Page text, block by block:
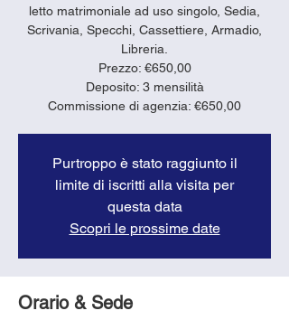
letto matrimoniale ad uso singolo, Sedia,
Scrivania, Specchi, Cassettiere, Armadio,
Libreria.
Prezzo: €650,00
Deposito: 3 mensilità
Purtroppo è stato raggiunto il
limite di iscritti alla visita per
questa data
Scopri le prossime date
Orario & Sede